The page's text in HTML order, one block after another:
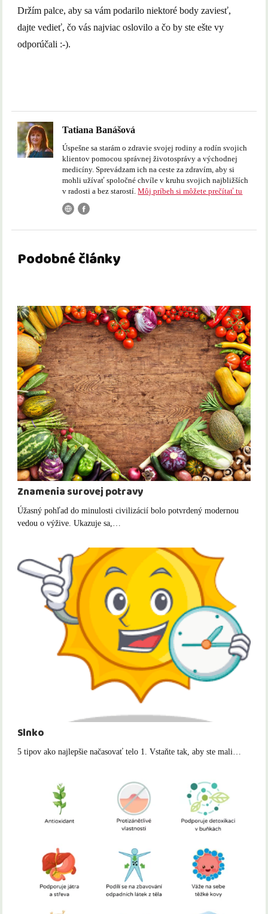
Držím palce, aby sa vám podarilo niektoré body zaviesť,
dajte vedieť, čo vás najviac oslovilo a čo by ste ešte vy
odporúčali :-).
Tatiana Banášová
Úspešne sa starám o zdravie svojej rodiny a rodín svojich
klientov pomocou správnej životosprávy a východnej
medicíny. Sprevádzam ich na ceste za zdravím, aby si
mohli užívať spoločné chvíle v kruhu svojich najbližších
v radosti a bez starostí.Môj príbeh si môžete prečítať tu
Podobné články
Znamenia surovej potravy
Úžasný pohľad do minulosti civilizácií bolo potvrdený modernou
vedou o výžive. Ukazuje sa,…
Slnko
5 tipov ako najlepšie načasovať telo 1. Vstaňte tak, aby ste mali…